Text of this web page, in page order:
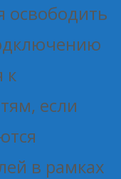
освободить
к
если
в рамках